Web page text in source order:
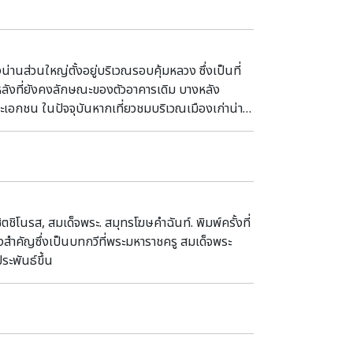
น่านส่วนใหญ่ตั้งอยู่บริเวณรอบคุ้มหลวง ซึ่งเป็นที่
งที่ยังคงลักษณะของตัวอาคารเดิม บางหลัง
อกชน ในปัจจุบันหากเที่ยวชมบริเวณเมืองเก่าน่าน
ชิโนรส, สมเด็จพระ. สมุทรโฆษคำฉันท์. พิมพ์ครั้งที่
ญซึ่งเป็นบทกวีที่พระมหาราชครู สมเด็จพระ
ระพันธ์ขึ้น